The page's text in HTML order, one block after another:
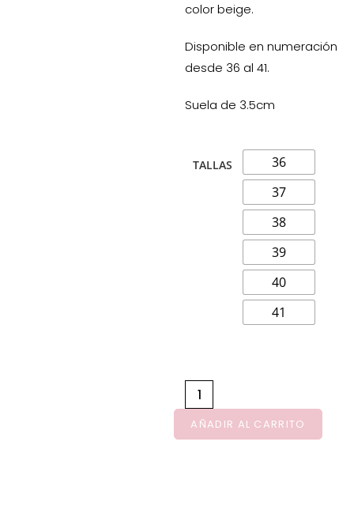
color beige.
Disponible en numeración
desde 36 al 41.
Suela de 3.5cm
TALLAS
36
37
38
39
40
41
AÑADIR AL CARRITO